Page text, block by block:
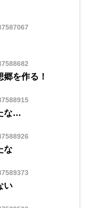
を作る！
な…
な
い